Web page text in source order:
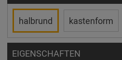
halbrund kastenform
EIGENSCHAFTEN